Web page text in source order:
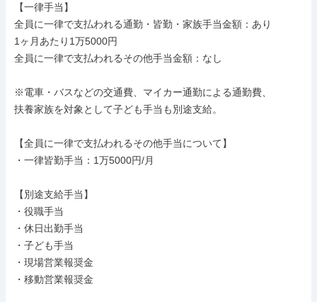
【一律手当】
全員に一律で支払われる通勤・皆勤・家族手当金額：あり
1ヶ月あたり1万5000円
全員に一律で支払われるその他手当金額：なし
※電車・バスなどの交通費、マイカー通勤による通勤費、
扶養家族を対象として子ども手当も別途支給。
【全員に一律で支払われるその他手当について】
・一律皆勤手当：1万5000円/月
【別途支給手当】
・役職手当
・休日出勤手当
・子ども手当
・現場営業報奨金
・移動営業報奨金